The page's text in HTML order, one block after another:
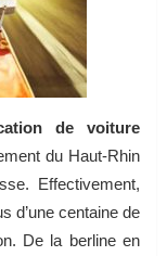
de voiture
du Haut-Rhin
Effectivement,
d’une centaine de
De la berline en